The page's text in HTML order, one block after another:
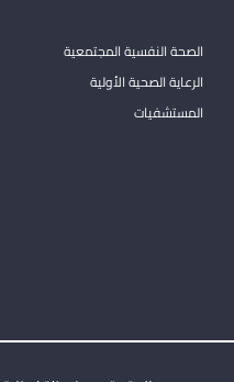
الصحة النفسية المجتمعية
الرعاية الصحية الأولية
المستشفيات